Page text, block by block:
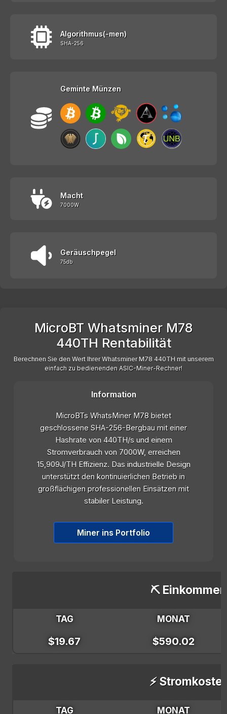
Algorithmus(-men)
SHA-256
Geminte Münzen
Macht
7000W
Geräuschpegel
75db
MicroBT Whatsminer M78
440TH Rentabilität
Berechnen Sie den Wert Ihrer Whatsminer M78 440TH mit unserem
einfach zu bedienenden ASIC-Miner-Rechner!
Information
MicroBTs WhatsMiner M78 bietet
geschlossene SHA-256-Bergbau mit einer
Hashrate von 440TH/s und einem
Stromverbrauch von 7000W, erreichen
15,909J/TH Effizienz. Das industrielle Design
unterstützt den kontinuierlichen Betrieb in
großflächigen professionellen Einsätzen mit
stabiler Leistung.
Miner ins Portfolio
⛏️
TAG MONAT
$19.67 $590.02
⚡
TAG MONAT